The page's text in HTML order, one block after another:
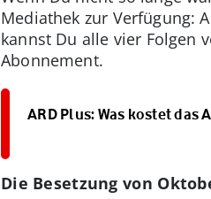
Mediathek zur Verfügung:
kannst Du alle vier Folgen
Abonnement.
ARD Plus: Was kostet das
Die Besetzung von